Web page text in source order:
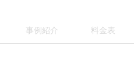
事例紹介 料金表